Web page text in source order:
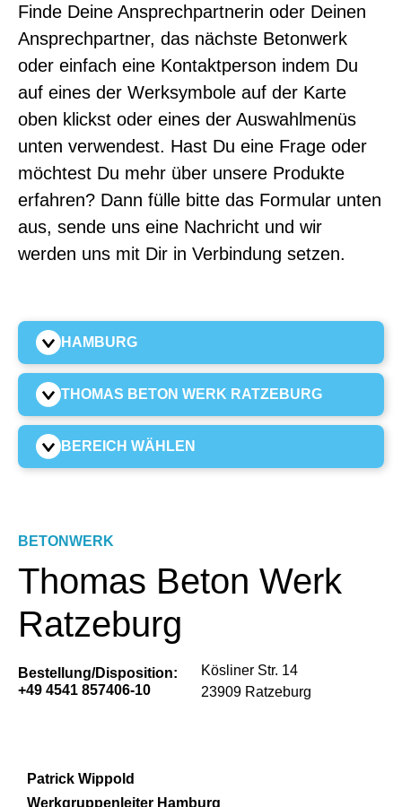
Finde Deine Ansprechpartnerin oder Deinen
Ansprechpartner, das nächste Betonwerk
oder einfach eine Kontaktperson indem Du
auf eines der Werksymbole auf der Karte
oben klickst oder eines der Auswahlmenüs
unten verwendest. Hast Du eine Frage oder
möchtest Du mehr über unsere Produkte
erfahren? Dann fülle bitte das Formular unten
aus, sende uns eine Nachricht und wir
werden uns mit Dir in Verbindung setzen.
HAMBURG
THOMAS BETON WERK RATZEBURG
BEREICH WÄHLEN
BETONWERK
Thomas Beton Werk
Ratzeburg
Bestellung/Disposition:
+49 4541 857406-10
Kösliner Str. 14
23909 Ratzeburg
Patrick Wippold
Werkgruppenleiter Hamburg